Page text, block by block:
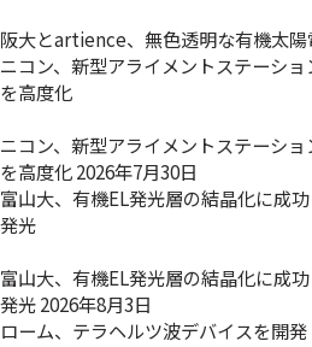
阪大とartience、無色透明な有機太陽
ニコン、新型アライメントステーシ
を高度化
ニコン、新型アライメントステーシ
を高度化2026年7月30日
富山大、有機EL発光層の結晶化に成
発光
富山大、有機EL発光層の結晶化に成
発光2026年8月3日
ローム、テラヘルツ波デバイスを開